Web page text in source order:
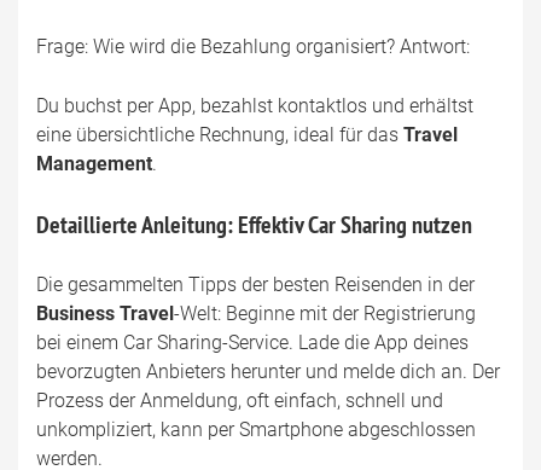
Frage: Wie wird die Bezahlung organisiert? Antwort:
Du buchst per App, bezahlst kontaktlos und erhältst
eine übersichtliche Rechnung, ideal für das Travel
Management.
Detaillierte Anleitung: Effektiv Car Sharing nutzen
Die gesammelten Tipps der besten Reisenden in der
Business Travel-Welt: Beginne mit der Registrierung
bei einem Car Sharing-Service. Lade die App deines
bevorzugten Anbieters herunter und melde dich an. Der
Prozess der Anmeldung, oft einfach, schnell und
unkompliziert, kann per Smartphone abgeschlossen
werden.